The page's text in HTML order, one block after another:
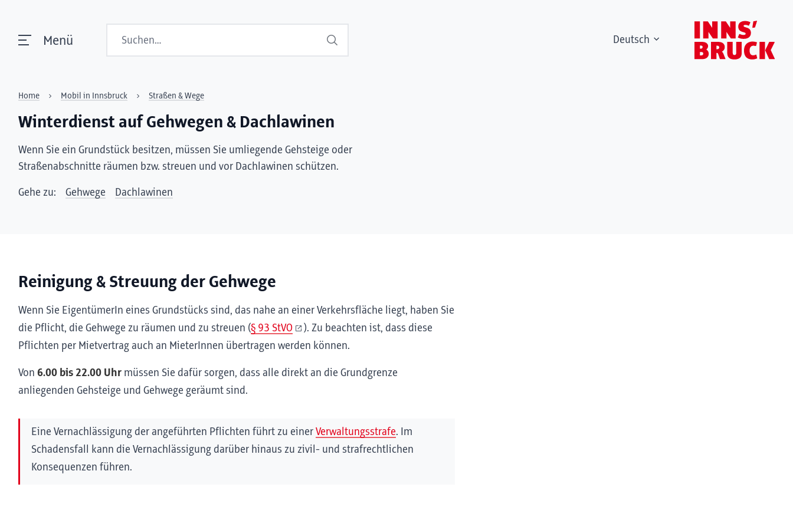
Menü Suchen Deutsch
Home Mobil in Innsbruck Straßen & Wege
Winterdienst auf Gehwegen & Dachlawinen
Wenn Sie ein Grundstück besitzen, müssen Sie umliegende Gehsteige oder
Straßenabschnitte räumen bzw. streuen und vor Dachlawinen schützen.
Gehe zu: Gehwege Dachlawinen
Reinigung & Streuung der Gehwege
Wenn Sie EigentümerIn eines Grundstücks sind, das nahe an einer Verkehrsfläche liegt, haben Sie
die Pflicht, die Gehwege zu räumen und zu streuen (§ 93 StVO
). Zu beachten ist, dass diese
Pflichten per Mietvertrag auch an MieterInnen übertragen werden können.
Von 6.00 bis 22.00 Uhr müssen Sie dafür sorgen, dass alle direkt an die Grundgrenze
anliegenden Gehsteige und Gehwege geräumt sind.
Eine Vernachlässigung der angeführten Pflichten führt zu einer Verwaltungsstrafe. Im
Schadensfall kann die Vernachlässigung darüber hinaus zu zivil- und strafrechtlichen
Konsequenzen führen.